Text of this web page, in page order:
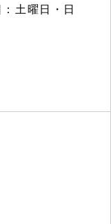
土曜日・日